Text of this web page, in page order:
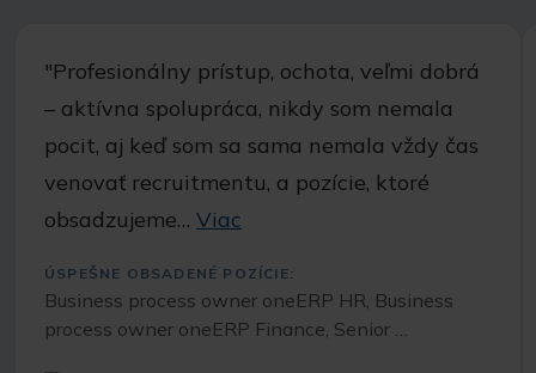
"Profesionálny prístup, ochota, veľmi dobrá
– aktívna spolupráca, nikdy som nemala
pocit, aj keď som sa sama nemala vždy čas
venovať recruitmentu, a pozície, ktoré
obsadzujeme… Viac
ÚSPEŠNE OBSADENÉ POZÍCIE:
Business process owner oneERP HR, Business
process owner oneERP Finance, Senior …